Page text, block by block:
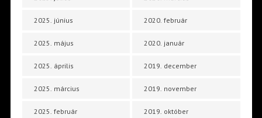
2025. június
2025. május
2025. április
2025. március
2025. február
2020. február
2020. január
2019. december
2019. november
2019. október